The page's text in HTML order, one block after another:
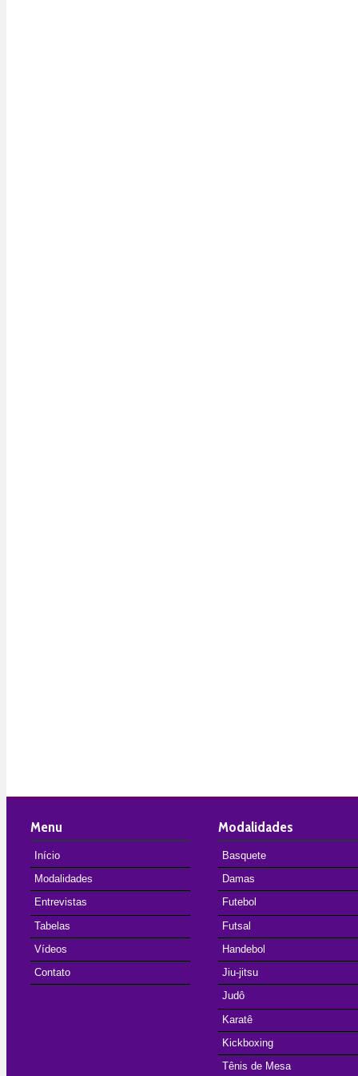
Menu
Início
Modalidades
Entrevistas
Tabelas
Vídeos
Contato
Modalidades
Basquete
Damas
Futebol
Futsal
Handebol
Jiu-jitsu
Judô
Karatê
Kickboxing
Tênis de Mesa